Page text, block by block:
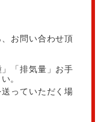
お問い合わせ頂
「排気量」お手
。
っていただく場